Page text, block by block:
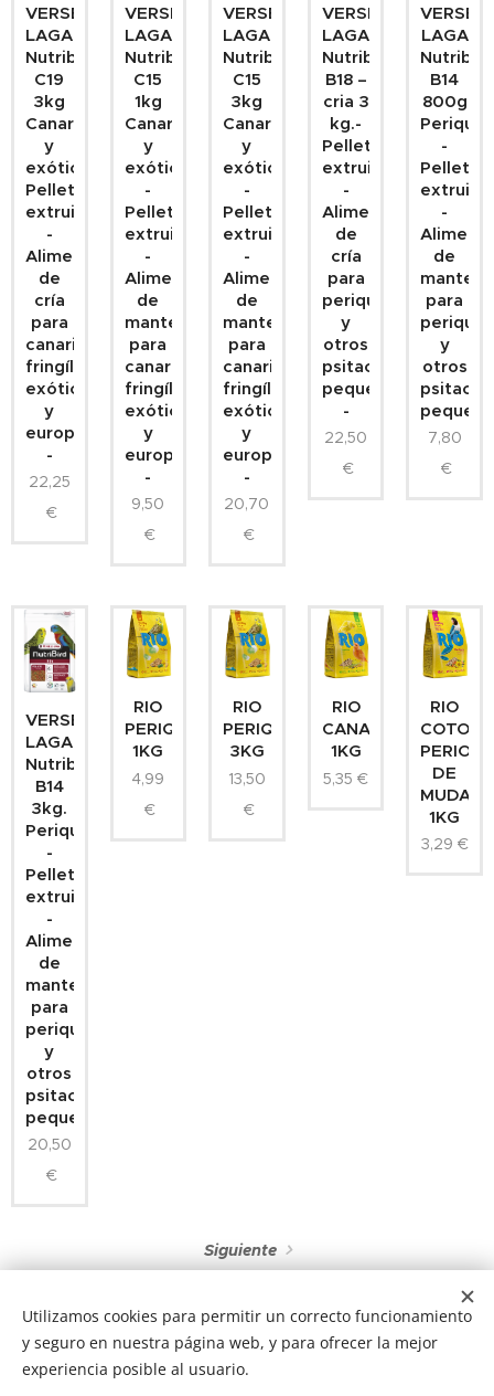
VERSELE
LAGA
Nutribird
C19
3kg
Canarios
y
exóticos-
Pellets
extruidos
-
Alimento
de
cría
para
canarios,
fringílidos
exóticos
y
europeos
-
22,25
€
VERSELE
LAGA
Nutribird
C15
1kg
Canarios
y
exóticos
-
Pellets
extruidos
-
Alimento
de
mantenimiento
para
canarios,
fringílidos
exóticos
y
europeos
-
9,50
€
VERSELE
LAGA
Nutribird
C15
3kg
Canarios
y
exóticos
-
Pellets
extruidos
-
Alimento
de
mantenimiento
para
canarios,
fringílidos
exóticos
y
europeos
-
20,70
€
VERSELE
LAGA
Nutribird
B18 –
cria 3
kg.-
Pellets
extruidos
-
Alimento
de
cría
para
periquitos
y
otros
psitacidos
pequeños
-
22,50
€
LAGA
Nutribird
B14
800g
-
Pellets
-
de
para
y
otros
7,80
€
VERSELE
LAGA
Nutribird
B14
3kg.
Periquitos
-
Pellets
extruidos
-
Alimento
de
mantenimiento
para
periquitos
y
otros
psitacidos
pequeños
20,50
€
RIO
PERIQUITOS
1KG
4,99
€
RIO
PERIQUITOS
3KG
13,50
€
RIO
CANARIOS
1KG
5,35 €
RIO
DE
MUDA
1KG
3,29 €
Siguiente
NUCAN mascotas
Utilizamos cookies para permitir un correcto funcionamiento
y seguro en nuestra página web, y para ofrecer la mejor
experiencia posible al usuario.